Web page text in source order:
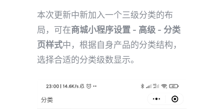
本次更新中新加入一个三级分类的布
局，可在商城小程序设置 - 高级 - 分类
页样式中，根据自身产品的分类结构，
选择合适的分类级数显示。